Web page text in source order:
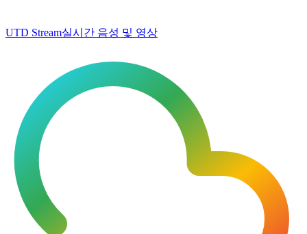
UTD Stream실시간 음성 및 영상